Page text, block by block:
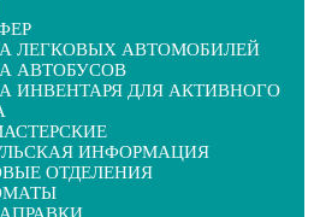
ЛЕГКОВЫХ АВТОМОБИЛЕЙ
АВТОБУСОВ
ИНВЕНТАРЯ ДЛЯ АКТИВНОГО
ИНФОРМАЦИЯ
ОТДЕЛЕНИЯ